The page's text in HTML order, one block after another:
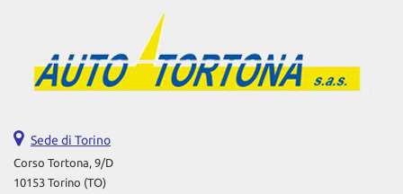
Sede di Torino
Corso Tortona, 9/D
10153 Torino (TO)